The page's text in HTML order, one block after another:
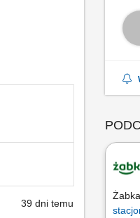
39 dni temu